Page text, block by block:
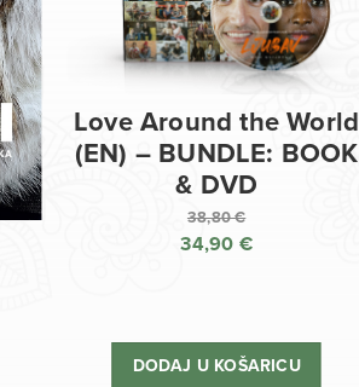
Love Around the World
(EN) – BUNDLE: BOOK
& DVD
38,80€
Izvorna
je:
38,80 €.
34,90 €
je:
34,90 €.
DODAJ U KOŠARICU